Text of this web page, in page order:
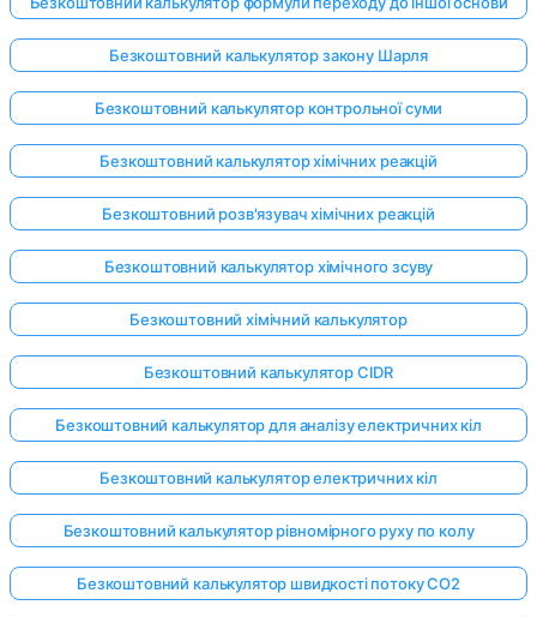
Безкоштовний калькулятор закону Шарля
Безкоштовний калькулятор контрольної суми
Безкоштовний калькулятор хімічних реакцій
Безкоштовний розв'язувач хімічних реакцій
Безкоштовний калькулятор хімічного зсуву
Безкоштовний хімічний калькулятор
Безкоштовний калькулятор CIDR
Безкоштовний калькулятор для аналізу електричних кіл
Безкоштовний калькулятор електричних кіл
Безкоштовний калькулятор рівномірного руху по колу
Безкоштовний калькулятор швидкості потоку CO2